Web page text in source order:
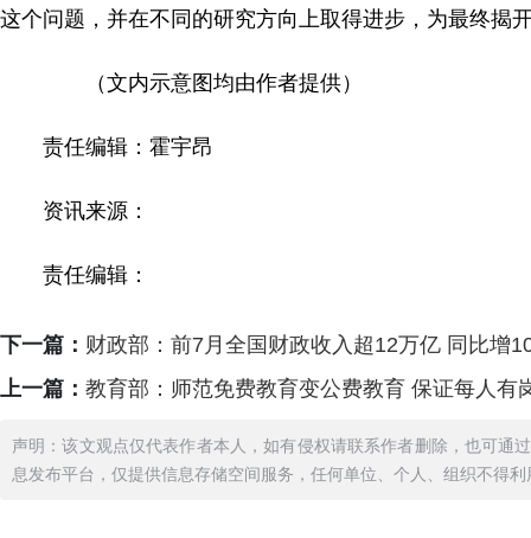
这个问题，并在不同的研究方向上取得进步，为最终揭
（文内示意图均由作者提供）
责任编辑：霍宇昂
资讯来源：
责任编辑：
下一篇： 财政部：前7月全国财政收入超12万亿 同比增
上一篇： 教育部：师范免费教育变公费教育 保证每人有
声明：该文观点仅代表作者本人，如有侵权请联系作者删除，也可通
息发布平台，仅提供信息存储空间服务，任何单位、个人、组织不得